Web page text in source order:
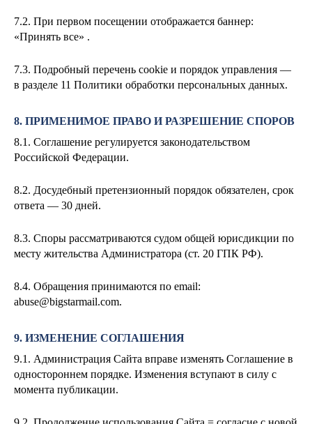
7.2. При первом посещении отображается баннер:
«Принять все» .
7.3. Подробный перечень cookie и порядок управления —
в разделе 11 Политики обработки персональных данных.
8. ПРИМЕНИМОЕ ПРАВО И РАЗРЕШЕНИЕ СПОРОВ
8.1. Соглашение регулируется законодательством
Российской Федерации.
8.2. Досудебный претензионный порядок обязателен, срок
ответа — 30 дней.
8.3. Споры рассматриваются судом общей юрисдикции по
месту жительства Администратора (ст. 20 ГПК РФ).
8.4. Обращения принимаются по email:
abuse@bigstarmail.com.
9. ИЗМЕНЕНИЕ СОГЛАШЕНИЯ
9.1. Администрация Сайта вправе изменять Соглашение в
одностороннем порядке. Изменения вступают в силу с
момента публикации.